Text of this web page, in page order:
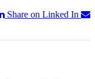
Share on Linked In